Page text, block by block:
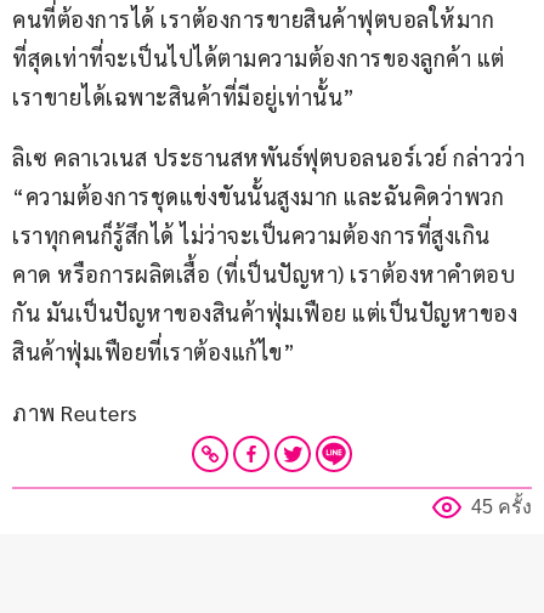
คนที่ต้องการได้ เราต้องการขายสินค้าฟุตบอลให้มาก
ที่สุดเท่าที่จะเป็นไปได้ตามความต้องการของลูกค้า แต่
เราขายได้เฉพาะสินค้าที่มีอยู่เท่านั้น”
ลิเซ คลาเวเนส ประธานสหพันธ์ฟุตบอลนอร์เวย์ กล่าวว่า
“ความต้องการชุดแข่งขันนั้นสูงมาก และฉันคิดว่าพวก
เราทุกคนก็รู้สึกได้ ไม่ว่าจะเป็นความต้องการที่สูงเกิน
คาด หรือการผลิตเสื้อ (ที่เป็นปัญหา) เราต้องหาคำตอบ
กัน มันเป็นปัญหาของสินค้าฟุ่มเฟือย แต่เป็นปัญหาของ
สินค้าฟุ่มเฟือยที่เราต้องแก้ไข”
ภาพ Reuters
45 ครั้ง